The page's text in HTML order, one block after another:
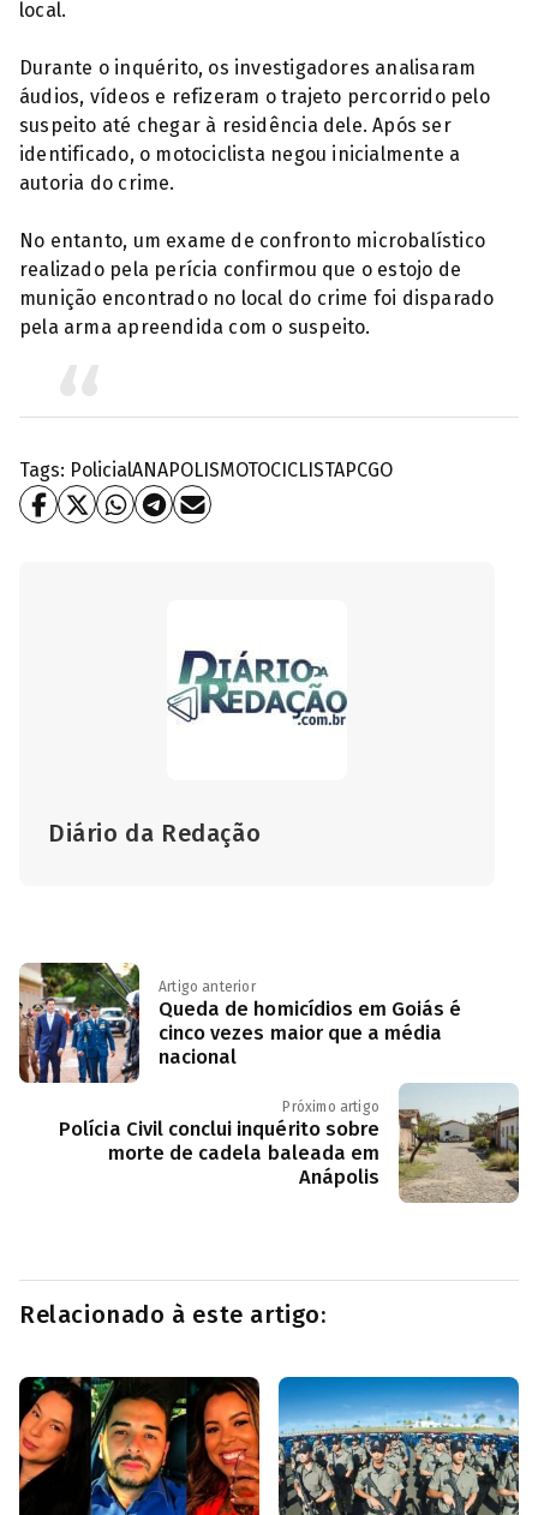
local.
Durante o inquérito, os investigadores analisaram
áudios, vídeos e refizeram o trajeto percorrido pelo
suspeito até chegar à residência dele. Após ser
identificado, o motociclista negou inicialmente a
autoria do crime.
No entanto, um exame de confronto microbalístico
realizado pela perícia confirmou que o estojo de
munição encontrado no local do crime foi disparado
pela arma apreendida com o suspeito.
Tags: PolicialANAPOLISMOTOCICLISTAPCGO
Diário da Redação
Artigo anterior
Queda de homicídios em Goiás é
cinco vezes maior que a média
nacional
Próximo artigo
Polícia Civil conclui inquérito sobre
morte de cadela baleada em
Anápolis
Relacionado à este artigo: